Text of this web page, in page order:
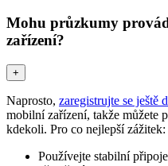
Mohu průzkumy
zařízení?
+
Naprosto, zaregistrujte se ještě
mobilní zařízení, takže můžete
kdekoli. Pro co nejlepší zážitek:
Používejte stabilní